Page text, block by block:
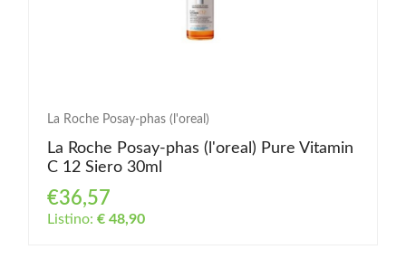
La Roche Posay-phas (l'oreal)
La Roche Posay-phas (l'oreal) Pure Vitamin
C 12 Siero 30ml
€36,57
Listino: € 48,90